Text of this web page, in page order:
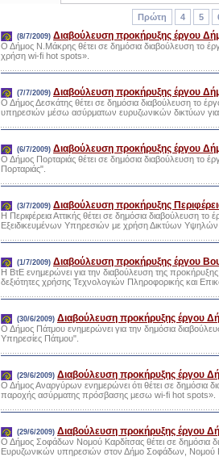
Πρώτη 4 5
(8/7/2009) Διαβούλευση προκήρυξης έργου
Ο Δήμος Ν.Μάκρης θέτει σε δημόσια διαβούλευση το
χρήση wi-fi hot spots».
(7/7/2009) Διαβούλευση προκήρυξης έργου
Ο Δήμος Δεσκάτης θέτει σε δημόσια διαβούλευση το
υπηρεσιών μέσω ασύρματων ευρυζωνικών δικτύων για
(6/7/2009) Διαβούλευση προκήρυξης έργου
Ο Δήμος Πορταριάς θέτει σε δημόσια διαβούλευση το
Πορταριάς".
(3/7/2009) Διαβούλευση προκήρυξης
Η Περιφέρεια Αττικής θέτει σε δημόσια διαβούλευση
Εξειδικευμένων Υπηρεσιών με χρήση Δικτύων Υψηλών
(1/7/2009) Διαβούλευση προκήρυξης έργου
Η ΒτΕ ενημερώνει για την διαβούλευση της
δεξιότητες χρήσης Τεχνολογιών Πληροφορικής και
(30/6/2009) Διαβούλευση προκήρυξης έργου
Ο Δήμος Πάτμου ενημερώνει για την δημόσια
Υπηρεσίες Πάτμου".
(29/6/2009) Διαβούλευση προκήρυξης έργου
Ο Δήμος Αναργύρων ενημερώνει ότι θέτει σε δημόσια
παροχής ασύρματης πρόσβασης μεσω wi-fi hot spots».
(29/6/2009) Διαβούλευση προκήρυξης έργου
Ο Δήμος Σοφάδων Νομού Καρδίτσας θέτει σε δημόσια
Ευρυζωνικών υπηρεσιών στον Δήμο Σοφάδων, Νομού